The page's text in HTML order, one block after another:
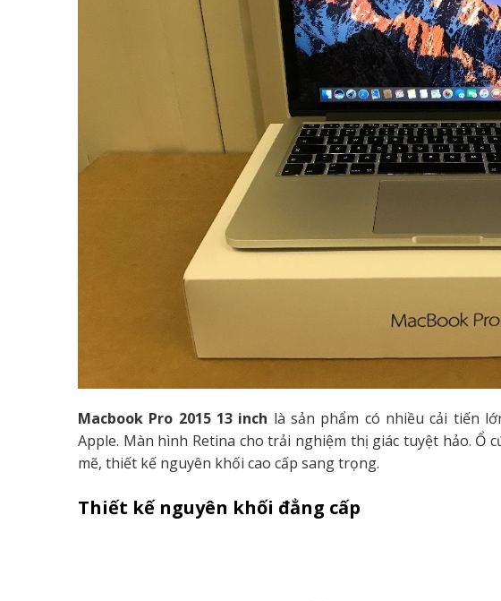
Macbook Pro 2015 13 inch là sản phẩm có nhiều cải tiến
Apple. Màn hình Retina cho trải nghiệm thị giác tuyệt hảo. Ổ
mẽ, thiết kế nguyên khối cao cấp sang trọng.
Thiết kế nguyên khối đẳng cấp